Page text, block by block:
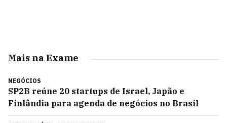
Mais na Exame
NEGÓCIOS
SP2B reúne 20 startups de Israel, Japão e
Finlândia para agenda de negócios no Brasil